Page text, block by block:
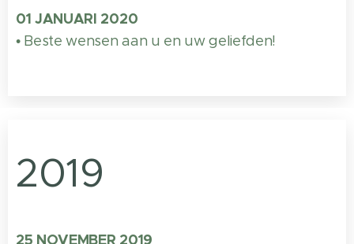
01 JANUARI 2020
• Beste wensen aan u en uw geliefden!
2019
25 NOVEMBER 2019